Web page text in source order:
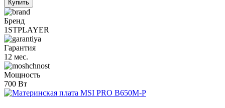
Купить
Бренд
1STPLAYER
Гарантия
12 мес.
Мощность
700 Вт